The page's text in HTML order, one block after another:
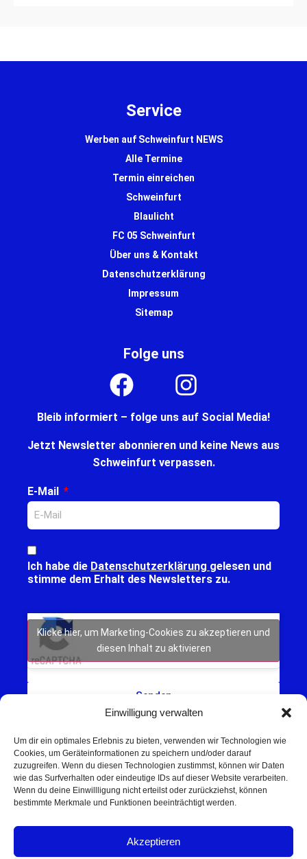
Einwilligung verwalten
Um dir ein optimales Erlebnis zu bieten, verwenden wir Technologien wie
Cookies, um Geräteinformationen zu speichern und/oder darauf
zuzugreifen. Wenn du diesen Technologien zustimmst, können wir Daten
wie das Surfverhalten oder eindeutige IDs auf dieser Website verarbeiten.
Wenn du deine Einwillligung nicht erteilst oder zurückziehst, können
bestimmte Merkmale und Funktionen beeinträchtigt werden.
Akzeptieren
Service
Werben auf Schweinfurt NEWS
Alle Termine
Termin einreichen
Schweinfurt
Blaulicht
FC 05 Schweinfurt
Über uns & Kontakt
Datenschutzerklärung
Impressum
Sitemap
Schweinfurt NEWS – Aktuelle Nachrichten,
Umgebung.
Folge uns
Bleib informiert – folge uns auf Social Media!
Jetzt Newsletter abonnieren und keine News aus
Schweinfurt verpassen.
E-Mail
Ich habe die Datenschutzerklärung gelesen und
stimme dem Erhalt des Newsletters zu.
Klicke hier, um Marketing-Cookies zu akzeptieren und
diesen Inhalt zu aktivieren
Senden